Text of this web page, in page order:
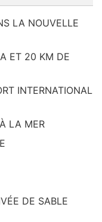
LA NOUVELLE
ET 20 KM DE
INTERNATIONAL
LA MER
DE SABLE